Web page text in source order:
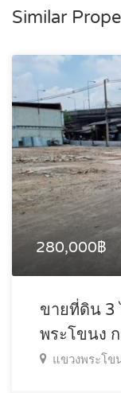
Similar
280,000฿
ขายที่ดิน 3
พระโขนง
แขวงพระโข